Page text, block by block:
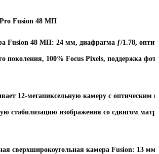
Fusion 48 МП
Fusion 48 МП: 24 мм, диафрагма ƒ/1.78,
поколения, 100% Focus Pixels, поддержка
12-мегапиксельную камеру с оптическим
стабилизацию изображения со сдвигом
сверхширокоугольная камера Fusion: 13